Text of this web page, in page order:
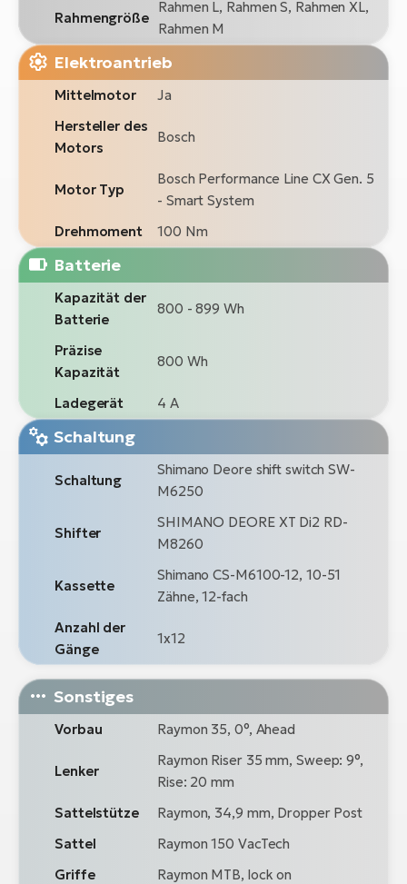
Rahmengröße
Rahmen L, Rahmen S, Rahmen XL,
Rahmen M
Elektroantrieb
Mittelmotor
Ja
Hersteller des
Motors
Bosch
Motor Typ
Bosch Performance Line CX Gen. 5
- Smart System
Drehmoment
100 Nm
Batterie
Kapazität der
Batterie
800 - 899 Wh
Präzise
Kapazität
800 Wh
Ladegerät 4 A
Schaltung
Schaltung
Shimano Deore shift switch SW-
M6250
Shifter
SHIMANO DEORE XT Di2 RD-
M8260
Kassette
Shimano CS-M6100-12, 10-51
Zähne, 12-fach
Anzahl der
Gänge
1x12
Sonstiges
Vorbau Raymon 35, 0°, Ahead
Lenker
Raymon Riser 35 mm, Sweep: 9°,
Rise: 20 mm
Sattelstütze
Raymon, 34,9 mm, Dropper Post
Sattel
Raymon 150 VacTech
Griffe
Raymon MTB, lock on